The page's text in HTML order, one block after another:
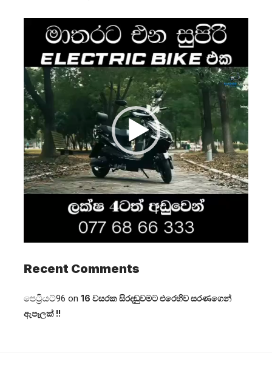
Player
Recent Comments
පෙට්‍රියට්96 on 16 වසරක සිරදඬුවමට එරෙහිව සරණගෙන්
ඇපෑලක් !!